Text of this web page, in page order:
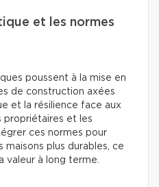
et les normes
poussent à la mise en
de construction axées
et la résilience face aux
propriétaires et les
ces normes pour
plus durables, ce
valeur à long terme.